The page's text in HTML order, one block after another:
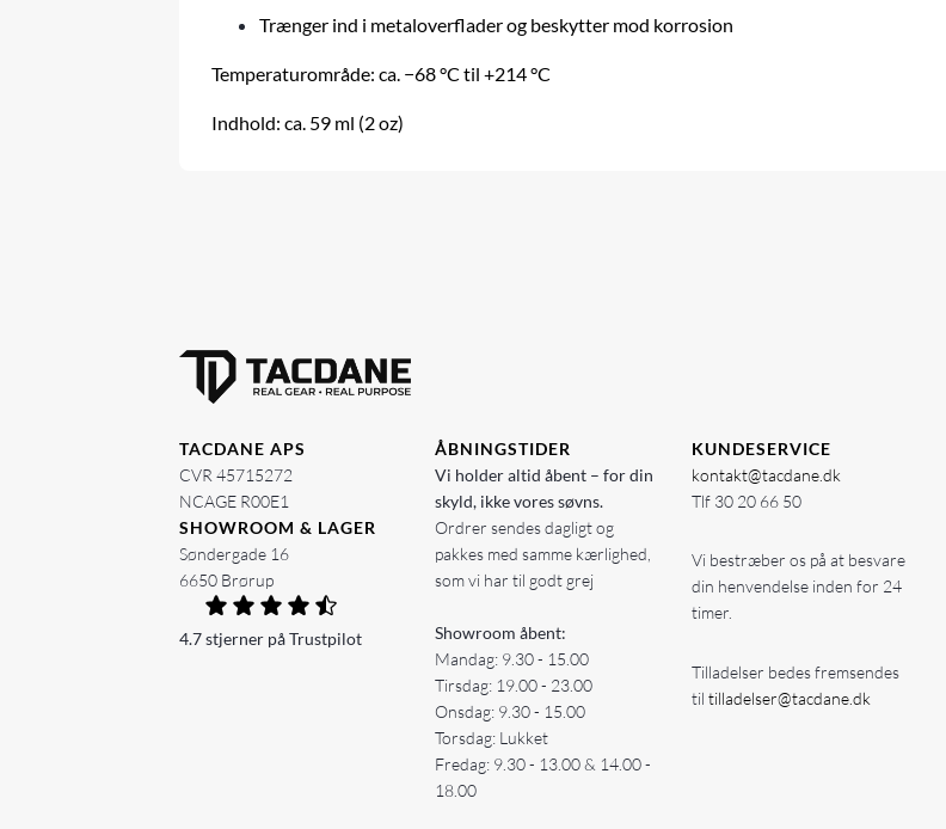
Trænger ind i metaloverflader og beskytter mod korrosion
Temperaturområde: ca. −68 °C til +214 °C
Indhold: ca. 59 ml (2 oz)
TACDANE APS
CVR 45715272
NCAGE R00E1
SHOWROOM & LAGER
Søndergade 16
6650 Brørup
4.7 stjerner på Trustpilot
ÅBNINGSTIDER
Vi holder altid åbent – for din
skyld, ikke vores søvns.
Ordrer sendes dagligt og
pakkes med samme kærlighed,
som vi har til godt grej
Showroom åbent:
Mandag: 9.30 - 15.00
Tirsdag: 19.00 - 23.00
Onsdag: 9.30 - 15.00
Torsdag: Lukket
Fredag: 9.30 - 13.00 & 14.00 -
18.00
KUNDESERVICE
kontakt@tacdane.dk
Tlf 30 20 66 50
Vi bestræber os på at besvare
din henvendelse inden for 24
timer.
Tilladelser bedes fremsendes
til tilladelser@tacdane.dk